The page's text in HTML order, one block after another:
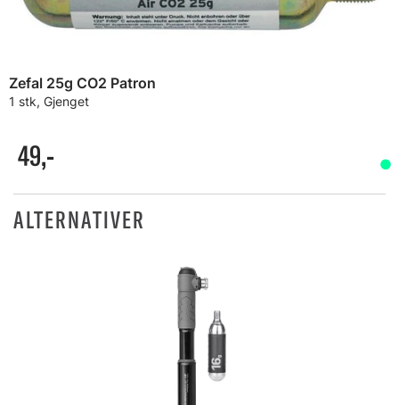
Zefal 25g CO2 Patron
1 stk, Gjenget
49,-
ALTERNATIVER